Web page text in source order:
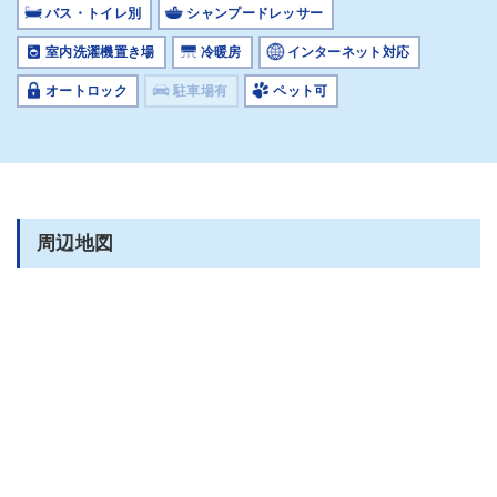
バス・トイレ別 シャンプードレッサー
室内洗濯機置き場 冷暖房 インターネット対応
オートロック 駐車場有 ペット可
周辺地図